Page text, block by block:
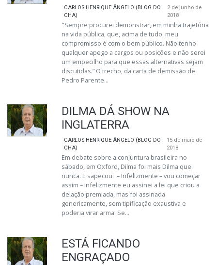
CARLOS HENRIQUE ÂNGELO (BLOG DO
CHA)
2 de junho de
2018
"Sempre procurei demonstrar, em minha trajetória
na vida pública, que, acima de tudo, meu
compromisso é com o bem público. Não tenho
qualquer apego a cargos ou posições e não serei
um empecilho para que essas alternativas sejam
discutidas.” O trecho, da carta de demissão de
Pedro Parente...
DILMA DÁ SHOW NA
INGLATERRA
CARLOS HENRIQUE ÂNGELO (BLOG DO
CHA)
15 de maio de
2018
Em debate sobre a conjuntura brasileira no
sábado, em Oxford, Dilma foi mais Dilma que
nunca. E sapecou: – Infelizmente – vou começar
assim – infelizmente eu assinei a lei que criou a
delação premiada, mas foi assinada
genericamente, sem tipificação exaustiva e
poderia virar arma. Se...
ESTÁ FICANDO
ENGRAÇADO